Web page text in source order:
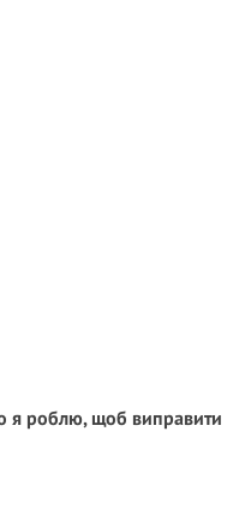
я роблю, щоб виправити